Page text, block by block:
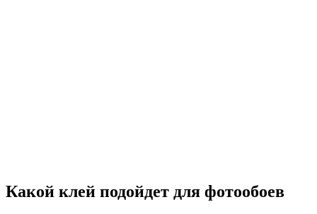
Какой клей подойдет для фотообоев